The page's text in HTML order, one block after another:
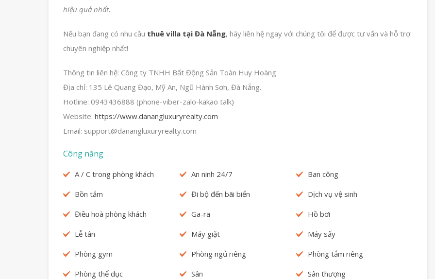
hiệu quả nhất.
Nếu bạn đang có nhu cầu thuê villa tại Đà Nẵng, hãy liên hệ ngay với chúng tôi để được tư vấn và hỗ trợ
chuyên nghiệp nhất!
Thông tin liên hệ: Công ty TNHH Bất Động Sản Toàn Huy Hoàng
Địa chỉ: 135 Lê Quang Đạo, Mỹ An, Ngũ Hành Sơn, Đà Nẵng.
Hotline: 0943436888 (phone-viber-zalo-kakao talk)
Website: https://www.danangluxuryrealty.com
Email: support@danangluxuryrealty.com
Công năng
A / C trong phòng khách An ninh 24/7 Ban công
Bồn tắm Đi bộ đến bãi biển Dịch vụ vệ sinh
Điều hoà phòng khách Ga-ra Hồ bơi
Lễ tân Máy giặt Máy sấy
Phòng gym Phòng ngủ riêng Phòng tắm riêng
Phòng thể dục Sân Sân thượng